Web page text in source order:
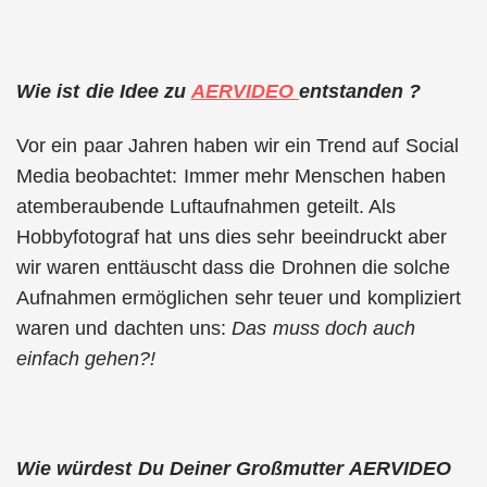
Wie ist die Idee zu AERVIDEO entstanden ?
Vor ein paar Jahren haben wir ein Trend auf Social
Media beobachtet: Immer mehr Menschen haben
atemberaubende Luftaufnahmen geteilt. Als
Hobbyfotograf hat uns dies sehr beeindruckt aber
wir waren enttäuscht dass die Drohnen die solche
Aufnahmen ermöglichen sehr teuer und kompliziert
waren und dachten uns:Das muss doch auch
einfach gehen?!
Wie würdest Du Deiner Großmutter AERVIDEO